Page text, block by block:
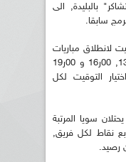
بالبليدة, الى
لانطلاق مباريات
تصفيات كأس العالم-2022 وهي 00ر13, 00ر16 و 00ر19
التوقيت لكل
سويا المرتبة
نقاط لكل فريق,